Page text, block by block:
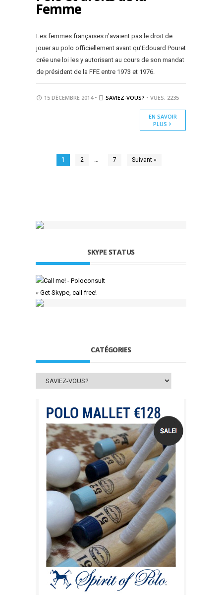
Femme
Les femmes françaises n’avaient pas le droit de
jouer au polo officiellement avant qu’Edouard Pouret
crée une loi les y autorisant au cours de son mandat
de président de la FFE entre 1973 et 1976.
15 DÉCEMBRE 2014 • SAVIEZ-VOUS? • VUES: 2235
EN SAVOIR
PLUS
1 2 7 Suivant »
SKYPE STATUS
» Get Skype, call free!
CATÉGORIES
Catégories